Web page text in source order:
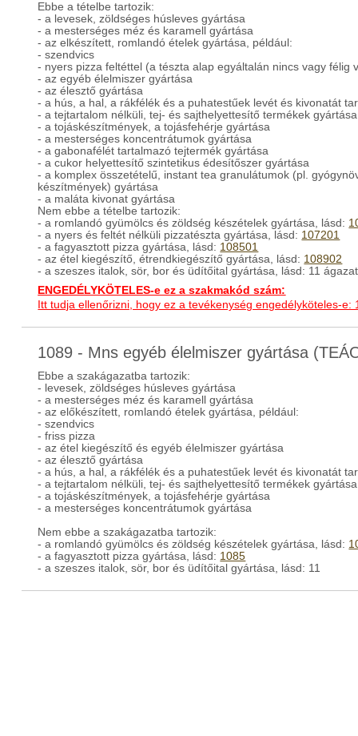
Ebbe a tételbe tartozik:
- a levesek, zöldséges húsleves gyártása
- a mesterséges méz és karamell gyártása
- az elkészített, romlandó ételek gyártása, például:
- szendvics
- nyers pizza feltéttel (a tészta alap egyáltalán nincs vagy félig
- az egyéb élelmiszer gyártása
- az élesztő gyártása
- a hús, a hal, a rákfélék és a puhatestűek levét és kivonatát
- a tejtartalom nélküli, tej- és sajthelyettesítő termékek gyártása
- a tojáskészítmények, a tojásfehérje gyártása
- a mesterséges koncentrátumok gyártása
- a gabonafélét tartalmazó tejtermék gyártása
- a cukor helyettesítő szintetikus édesítőszer gyártása
- a komplex összetételű, instant tea granulátumok (pl.
készítmények) gyártása
- a maláta kivonat gyártása
Nem ebbe a tételbe tartozik:
- a romlandó gyümölcs és zöldség készételek gyártása, lásd:
- a nyers és feltét nélküli pizzatészta gyártása, lásd: 107201
- a fagyasztott pizza gyártása, lásd: 108501
- az étel kiegészítő, étrendkiegészítő gyártása, lásd: 108902
- a szeszes italok, sör, bor és üdítőital gyártása, lásd: 11 ágazat
ENGEDÉLYKÖTELES-e ez a szakmakód szám:
Itt tudja ellenőrizni, hogy ez a tevékenység engedélyköteles-e:
1089 - Mns egyéb élelmiszer gyártása
Ebbe a szakágazatba tartozik:
- levesek, zöldséges húsleves gyártása
- a mesterséges méz és karamell gyártása
- az előkészített, romlandó ételek gyártása, például:
- szendvics
- friss pizza
- az étel kiegészítő és egyéb élelmiszer gyártása
- az élesztő gyártása
- a hús, a hal, a rákfélék és a puhatestűek levét és kivonatát
- a tejtartalom nélküli, tej- és sajthelyettesítő termékek gyártása
- a tojáskészítmények, a tojásfehérje gyártása
- a mesterséges koncentrátumok gyártása
Nem ebbe a szakágazatba tartozik:
- a romlandó gyümölcs és zöldség készételek gyártása, lásd:
- a fagyasztott pizza gyártása, lásd: 1085
- a szeszes italok, sör, bor és üdítőital gyártása, lásd: 11